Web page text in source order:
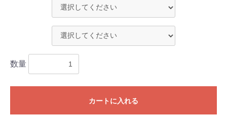
数量
カートに入れる